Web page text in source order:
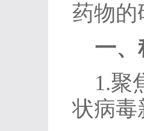
药物的
一、
1.聚
状病毒